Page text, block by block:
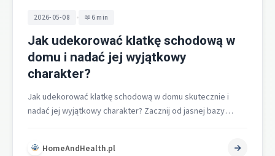
2026-05-08 • 6 min
Jak udekorować klatkę schodową w
domu i nadać jej wyjątkowy
charakter?
Jak udekorować klatkę schodową w domu skutecznie i
nadać jej wyjątkowy charakter? Zacznij od jasnej bazy
HomeAndHealth.pl